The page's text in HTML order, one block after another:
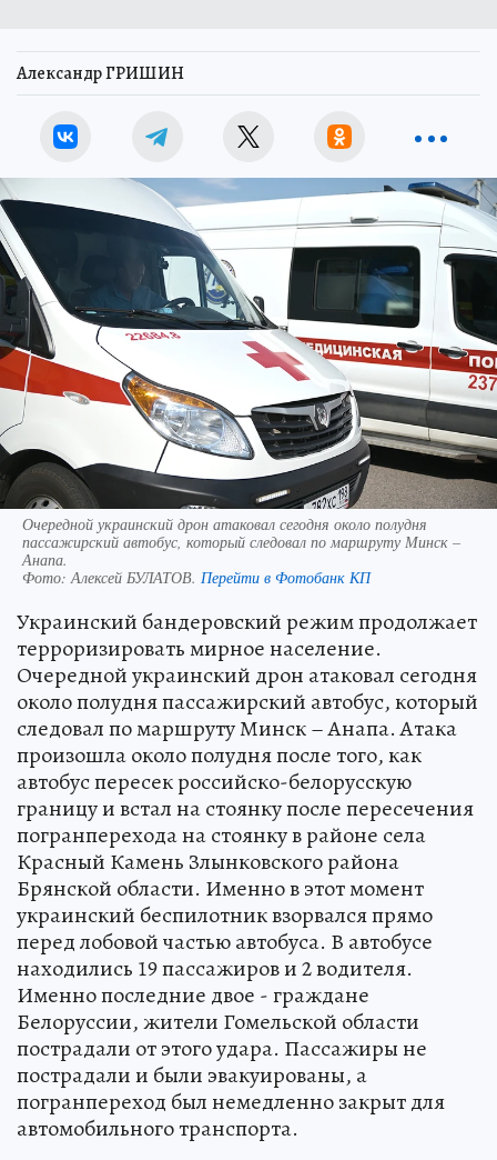
Александр ГРИШИН
Очередной украинский дрон атаковал сегодня около полудня
пассажирский автобус, который следовал по маршруту Минск –
Анапа.
Фото: Алексей БУЛАТОВ. Перейти в Фотобанк КП
Украинский бандеровский режим продолжает
терроризировать мирное население.
Очередной украинский дрон атаковал сегодня
около полудня пассажирский автобус, который
следовал по маршруту Минск – Анапа. Атака
произошла около полудня после того, как
автобус пересек российско-белорусскую
границу и встал на стоянку после пересечения
погранперехода на стоянку в районе села
Красный Камень Злынковского района
Брянской области. Именно в этот момент
украинский беспилотник взорвался прямо
перед лобовой частью автобуса. В автобусе
находились 19 пассажиров и 2 водителя.
Именно последние двое - граждане
Белоруссии, жители Гомельской области
пострадали от этого удара. Пассажиры не
пострадали и были эвакуированы, а
погранпереход был немедленно закрыт для
автомобильного транспорта.